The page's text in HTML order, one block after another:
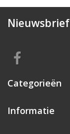
Nieuwsbrief
Categorieën
Informatie